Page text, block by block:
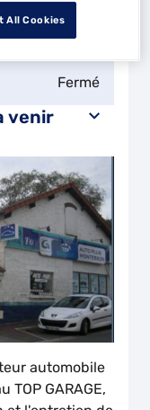
Fermé
Fermé
venir
automobile
TOP GARAGE,
All Cookies